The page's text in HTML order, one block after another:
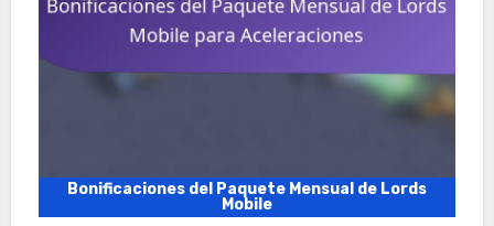
Bonificaciones del Paquete Mensual de Lords
Mobile